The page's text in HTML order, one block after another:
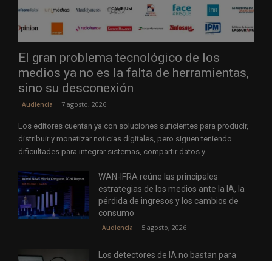
El gran problema tecnológico de los
medios ya no es la falta de herramientas,
sino su desconexión
Audiencia 7 agosto, 2026
Los editores cuentan ya con soluciones suficientes para producir,
distribuir y monetizar noticias digitales, pero siguen teniendo
dificultades para integrar sistemas, compartir datos y...
WAN-IFRA reúne las principales
estrategias de los medios ante la IA, la
pérdida de ingresos y los cambios de
consumo
Audiencia 5 agosto, 2026
Los detectores de IA no bastan para